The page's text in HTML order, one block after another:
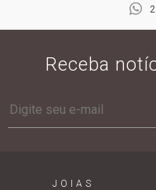
Receba
JOIAS